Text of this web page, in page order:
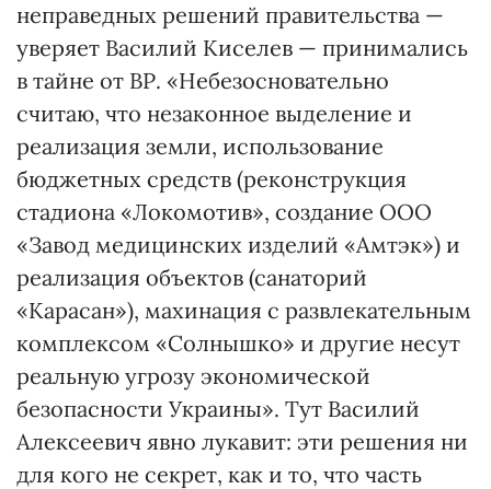
неправедных решений правительства —
уверяет Василий Киселев — принимались
в тайне от ВР. «Небезосновательно
считаю, что незаконное выделение и
реализация земли, использование
бюджетных средств (реконструкция
стадиона «Локомотив», создание ООО
«Завод медицинских изделий «Амтэк») и
реализация объектов (санаторий
«Карасан»), махинация с развлекательным
комплексом «Солнышко» и другие несут
реальную угрозу экономической
безопасности Украины». Тут Василий
Алексеевич явно лукавит: эти решения ни
для кого не секрет, как и то, что часть